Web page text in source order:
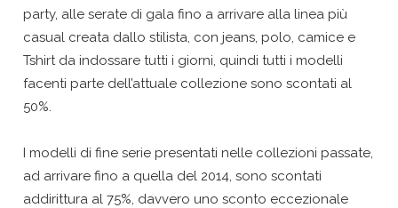
party, alle serate di gala fino a arrivare alla linea più
casual creata dallo stilista, con jeans, polo, camice e
Tshirt da indossare tutti i giorni, quindi tutti i modelli
facenti parte dell’attuale collezione sono scontati al
50%.
I modelli di fine serie presentati nelle collezioni passate,
ad arrivare fino a quella del 2014, sono scontati
addirittura al 75%, davvero uno sconto eccezionale